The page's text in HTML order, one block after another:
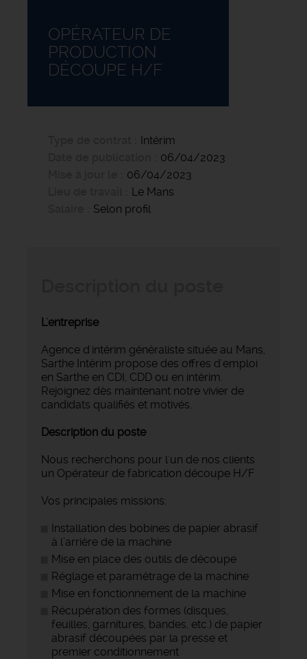
OPÉRATEUR DE
PRODUCTION
DÉCOUPE H/F
Intérim
06/04/2023
06/04/2023
Le Mans
Selon profil
L'entreprise
Agence d'intérim généraliste située au Mans,
Sarthe Intérim propose des offres d'emploi
en Sarthe en CDI, CDD ou en intérim.
Rejoignez dès maintenant notre vivier de
candidats qualifiés et motivés.
Description du poste
Nous recherchons pour l'un de nos clients
un Opérateur de fabrication découpe H/F
Vos principales missions:
Installation des bobines de papier abrasif
à l’arrière de la machine
Mise en place des outils de découpe
Réglage et paramétrage de la machine
Mise en fonctionnement de la machine
Récupération des formes (disques,
feuilles, garnitures, bandes, etc.) de papier
abrasif découpées par la presse et
premier conditionnement